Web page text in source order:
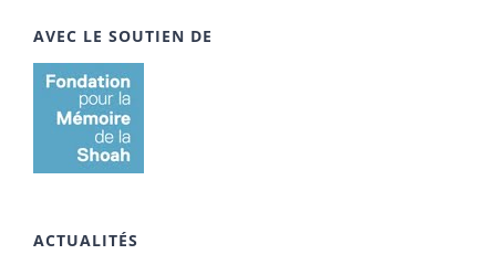
AVEC LE SOUTIEN DE
ACTUALITÉS